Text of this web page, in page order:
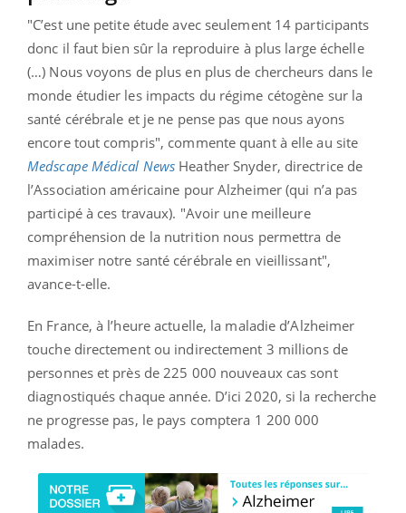
"C’est une petite étude avec seulement 14 participants
donc il faut bien sûr la reproduire à plus large échelle
(…) Nous voyons de plus en plus de chercheurs dans le
monde étudier les impacts du régime cétogène sur la
santé cérébrale et je ne pense pas que nous ayons
encore tout compris", commente quant à elle au site
Medscape Médical News Heather Snyder, directrice de
l’Association américaine pour Alzheimer (qui n’a pas
participé à ces travaux). "Avoir une meilleure
compréhension de la nutrition nous permettra de
maximiser notre santé cérébrale en vieillissant",
avance-t-elle.
En France, à l’heure actuelle, la maladie d’Alzheimer
touche directement ou indirectement 3 millions de
personnes et près de 225 000 nouveaux cas sont
diagnostiqués chaque année. D’ici 2020, si la recherche
ne progresse pas, le pays comptera 1 200 000
malades.